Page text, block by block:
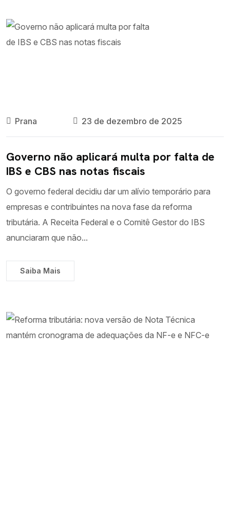
Prana 23 de dezembro de 2025
Governo não aplicará multa por falta de
IBS e CBS nas notas fiscais
O governo federal decidiu dar um alívio temporário para
empresas e contribuintes na nova fase da reforma
tributária. A Receita Federal e o Comitê Gestor do IBS
anunciaram que não...
Saiba Mais